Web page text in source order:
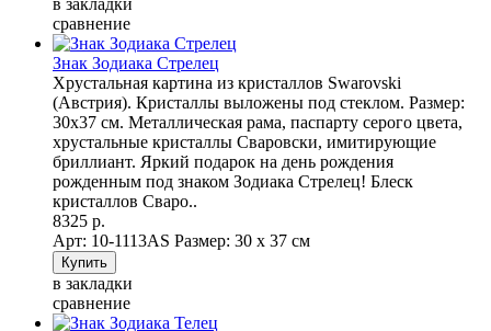
в закладки
сравнение
Знак Зодиака Стрелец
Хрустальная картина из кристаллов Swarovski
(Австрия). Кристаллы выложены под стеклом. Размер:
30х37 см. Металлическая рама, паспарту серого цвета,
хрустальные кристаллы Сваровски, имитирующие
бриллиант. Яркий подарок на день рождения
рожденным под знаком Зодиака Стрелец! Блеск
кристаллов Сваро..
8325 р.
Арт: 10-1113AS Размер: 30 х 37 см
в закладки
сравнение